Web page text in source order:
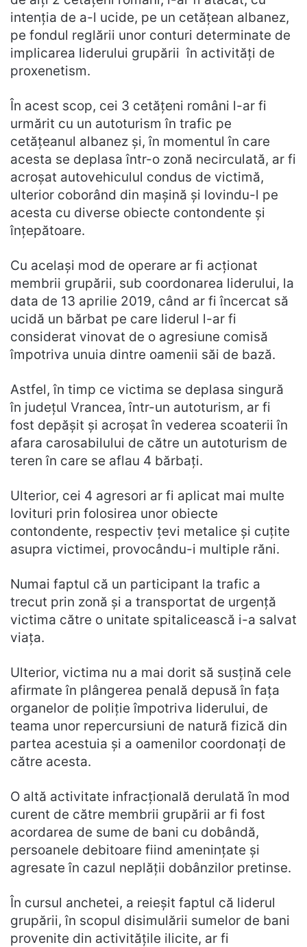
intenția de a-l ucide, pe un cetățean albanez,
pe fondul reglării unor conturi determinate de
implicarea liderului grupării în activități de
proxenetism.
În acest scop, cei 3 cetățeni români l-ar fi
urmărit cu un autoturism în trafic pe
cetățeanul albanez și, în momentul în care
acesta se deplasa într-o zonă necirculată, ar fi
acroșat autovehiculul condus de victimă,
ulterior coborând din mașină și lovindu-l pe
acesta cu diverse obiecte contondente și
înțepătoare.
Cu același mod de operare ar fi acționat
membrii grupării, sub coordonarea liderului, la
data de 13 aprilie 2019, când ar fi încercat să
ucidă un bărbat pe care liderul l-ar fi
considerat vinovat de o agresiune comisă
împotriva unuia dintre oamenii săi de bază.
Astfel, în timp ce victima se deplasa singură
în județul Vrancea, într-un autoturism, ar fi
fost depășit și acroșat în vederea scoaterii în
afara carosabilului de către un autoturism de
teren în care se aflau 4 bărbați.
Ulterior, cei 4 agresori ar fi aplicat mai multe
lovituri prin folosirea unor obiecte
contondente, respectiv țevi metalice și cuțite
asupra victimei, provocându-i multiple răni.
Numai faptul că un participant la trafic a
trecut prin zonă și a transportat de urgență
victima către o unitate spitalicească i-a salvat
viața.
Ulterior, victima nu a mai dorit să susțină cele
afirmate în plângerea penală depusă în fața
organelor de poliție împotriva liderului, de
teama unor repercursiuni de natură fizică din
partea acestuia și a oamenilor coordonați de
către acesta.
O altă activitate infracțională derulată în mod
curent de către membrii grupării ar fi fost
acordarea de sume de bani cu dobândă,
persoanele debitoare fiind amenințate și
agresate în cazul neplății dobânzilor pretinse.
În cursul anchetei, a reieșit faptul că liderul
grupării, în scopul disimulării sumelor de bani
provenite din activitățile ilicite, ar fi